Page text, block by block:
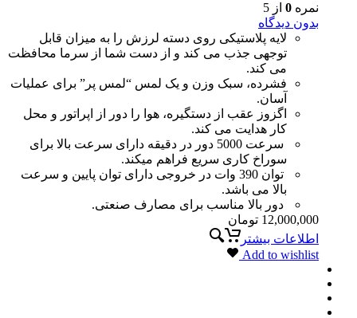
نمره 0 از 5
بدون دیدگاه
لایه پلاستیکی روی دسته لرزش را به میزان قابل
توجهی جذب می کند و از دست شما از سرما محافظت
می کند.
فشرده، سبک وزن و یک لمس “لمس پر” برای عملیات
آسان.
اگزوز عقب از دستگیره، هوا را دور از اپراتور و محل
کار هدایت می کند.
سرعت 5000 دور در دقیقه دارای سرعت بالا برای
سوراخ کاری سریع فراهم میکند.
توان 390 وات در خروجی دارای توان پایین و سرعت
بالا می باشد.
دور بالا مناسب برای مصارف صنعتی.
12,000,000 تومان
اطلاعات بیشتر
Add to wishlist